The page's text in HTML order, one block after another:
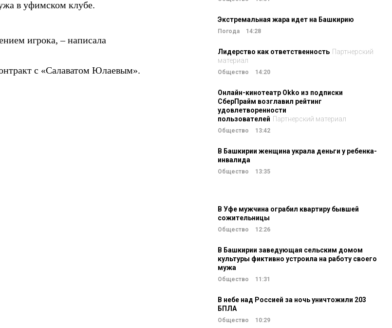
в уфимском клубе.
игрока, – написала
с «Салаватом Юлаевым».
Экстремальная жара идет на Башкирию
Погода 14:28
Лидерство как ответственность Партнерский
материал
Общество 14:20
Онлайн-кинотеатр Okko из подписки
СберПрайм возглавил рейтинг
удовлетворенности
пользователей Партнерский материал
Общество 13:42
В Башкирии женщина украла деньги у ребенка-
инвалида
Общество 13:35
В Уфе мужчина ограбил квартиру бывшей
сожительницы
Общество 12:26
В Башкирии заведующая сельским домом
культуры фиктивно устроила на работу своего
мужа
Общество 11:31
В небе над Россией за ночь уничтожили 203
БПЛА
Общество 10:29